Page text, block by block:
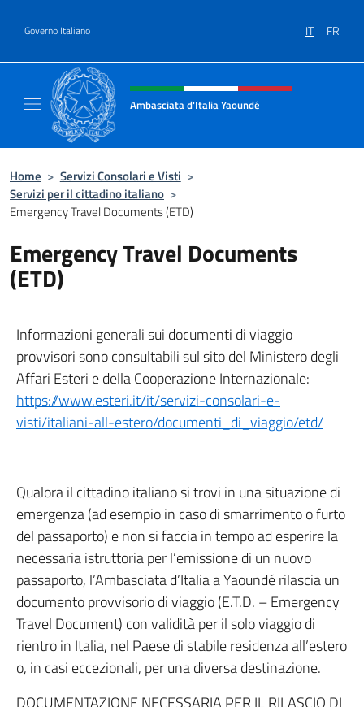
Governo Italiano IT FR
Intestazione sito, social e menù
Ambasciata d'Italia Yaoundé
Home > Servizi Consolari e Visti >
Servizi per il cittadino italiano >
Emergency Travel Documents (ETD)
Emergency Travel Documents
(ETD)
Informazioni generali sui documenti di viaggio
provvisori sono consultabili sul sito del Ministero degli
Affari Esteri e della Cooperazione Internazionale:
https://www.esteri.it/it/servizi-consolari-e-
visti/italiani-all-estero/documenti_di_viaggio/etd/
Qualora il cittadino italiano si trovi in una situazione di
emergenza (ad esempio in caso di smarrimento o furto
del passaporto) e non si faccia in tempo ad esperire la
necessaria istruttoria per l’emissione di un nuovo
passaporto, l’Ambasciata d’Italia a Yaoundé rilascia un
documento provvisorio di viaggio (E.T.D. – Emergency
Travel Document) con validità per il solo viaggio di
rientro in Italia, nel Paese di stabile residenza all’estero
o, in casi eccezionali, per una diversa destinazione.
DOCUMENTAZIONE NECESSARIA PER IL RILASCIO DI